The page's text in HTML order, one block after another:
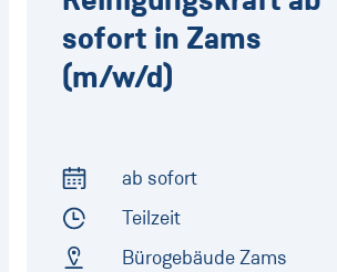
sofort in Zams
(m/w/d)
Arbeitsbeginn
ab sofort
Arbeitszeit
Teilzeit
Bürogebäude Zams